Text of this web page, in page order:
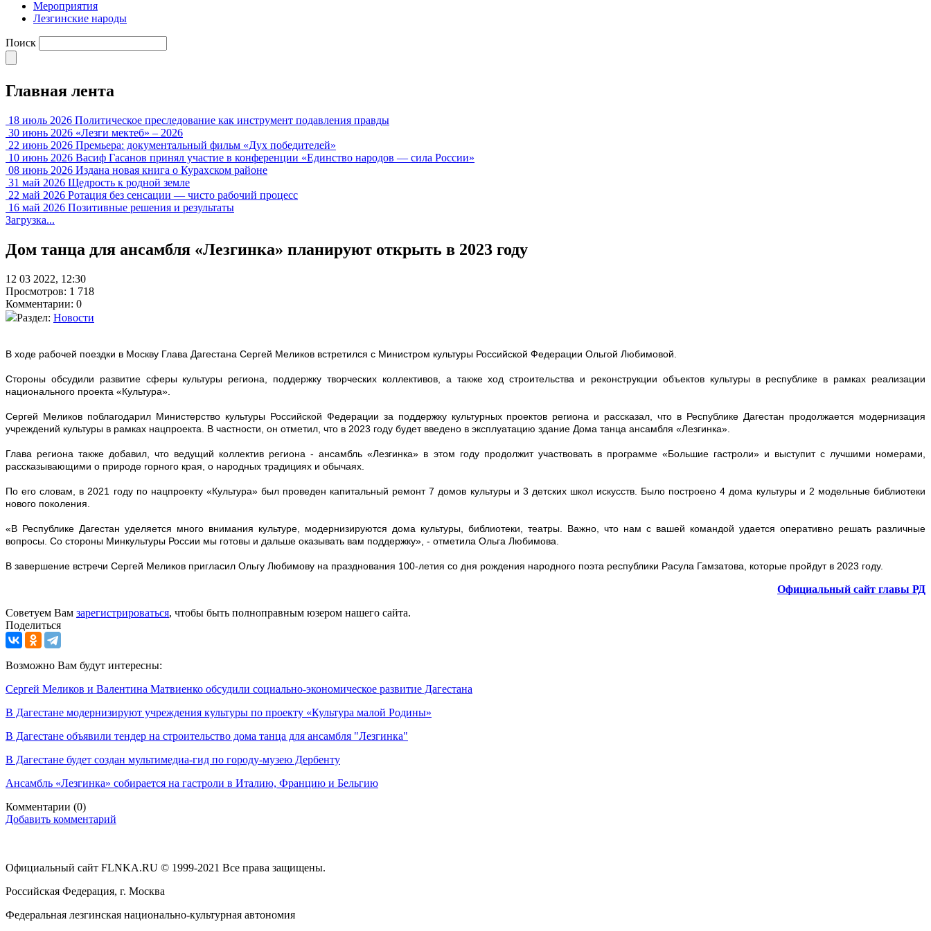
Мероприятия
Лезгинские народы
Поиск
Главная лента
18 июль 2026 Политическое преследование как инструмент подавления правды
30 июнь 2026 «Лезги мектеб» – 2026
22 июнь 2026 Премьера: документальный фильм «Дух победителей»
10 июнь 2026 Васиф Гасанов принял участие в конференции «Единство народов — сила России»
08 июнь 2026 Издана новая книга о Курахском районе
31 май 2026 Щедрость к родной земле
22 май 2026 Ротация без сенсации — чисто рабочий процесс
16 май 2026 Позитивные решения и результаты
Загрузка...
Дом танца для ансамбля «Лезгинка» планируют открыть в 2023 году
12 03 2022, 12:30
Просмотров: 1 718
Комментарии: 0
Раздел: Новости
В ходе рабочей поездки в Москву Глава Дагестана Сергей Меликов встретился с Министром культуры Российской Федерации Ольгой Любимовой.
Стороны обсудили развитие сферы культуры региона, поддержку творческих коллективов, а также ход строительства и реконструкции объектов культуры в республике в рамках реализации
национального проекта «Культура».
Сергей Меликов поблагодарил Министерство культуры Российской Федерации за поддержку культурных проектов региона и рассказал, что в Республике Дагестан продолжается модернизация
учреждений культуры в рамках нацпроекта. В частности, он отметил, что в 2023 году будет введено в эксплуатацию здание Дома танца ансамбля «Лезгинка».
Глава региона также добавил, что ведущий коллектив региона - ансамбль «Лезгинка» в этом году продолжит участвовать в программе «Большие гастроли» и выступит с лучшими номерами,
рассказывающими о природе горного края, о народных традициях и обычаях.
По его словам, в 2021 году по нацпроекту «Культура» был проведен капитальный ремонт 7 домов культуры и 3 детских школ искусств. Было построено 4 дома культуры и 2 модельные библиотеки
нового поколения.
«В Республике Дагестан уделяется много внимания культуре, модернизируются дома культуры, библиотеки, театры. Важно, что нам с вашей командой удается оперативно решать различные
вопросы. Со стороны Минкультуры России мы готовы и дальше оказывать вам поддержку», - отметила Ольга Любимова.
В завершение встречи Сергей Меликов пригласил Ольгу Любимову на празднования 100-летия со дня рождения народного поэта республики Расула Гамзатова, которые пройдут в 2023 году.
Официальный сайт главы РД
Советуем Вам зарегистрироваться, чтобы быть полноправным юзером нашего сайта.
Поделиться
Возможно Вам будут интересны:
Сергей Меликов и Валентина Матвиенко обсудили социально-экономическое развитие Дагестана
В Дагестане модернизируют учреждения культуры по проекту «Культура малой Родины»
В Дагестане объявили тендер на строительство дома танца для ансамбля "Лезгинка"
В Дагестане будет создан мультимедиа-гид по городу-музею Дербенту
Ансамбль «Лезгинка» собирается на гастроли в Италию, Францию и Бельгию
Комментарии (0)
Добавить комментарий
Официальный сайт FLNKA.RU © 1999-2021 Все права защищены.
Российская Федерация, г. Москва
Федеральная лезгинская национально-культурная автономия